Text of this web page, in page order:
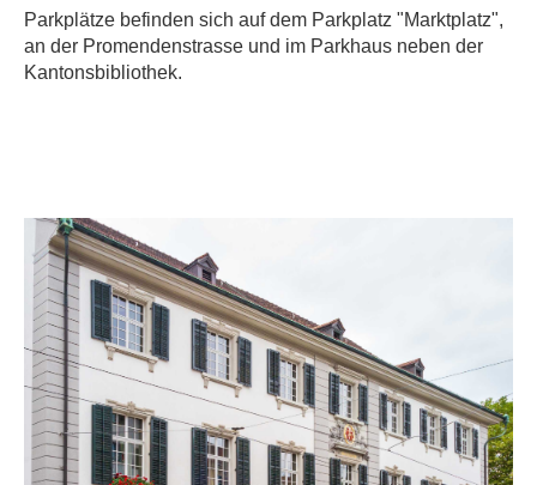
Parkplätze befinden sich auf dem Parkplatz "Marktplatz",
an der Promendenstrasse und im Parkhaus neben der
Kantonsbibliothek.